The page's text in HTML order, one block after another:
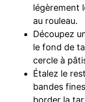
légèrement
au rouleau.
Découpez
le fond de
cercle à
Étalez le
bandes
border la